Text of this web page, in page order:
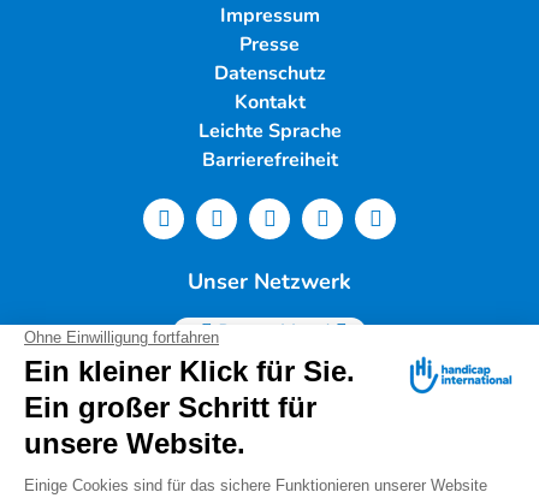
Impressum
Presse
Datenschutz
Kontakt
Leichte Sprache
Barrierefreiheit
Unser Netzwerk
Deutschland
Handicap International e.V. | Lindwurmstr. 101 | 80337
München |
Tel.: 089/54 76 06 0 |